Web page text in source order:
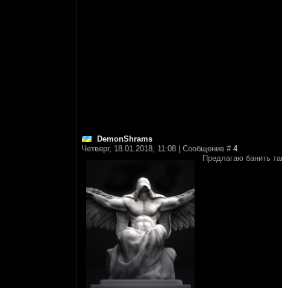
DemonShrams
Четверг, 18.01.2018, 11:08 | Сообщение # 4
Предлагаю банить